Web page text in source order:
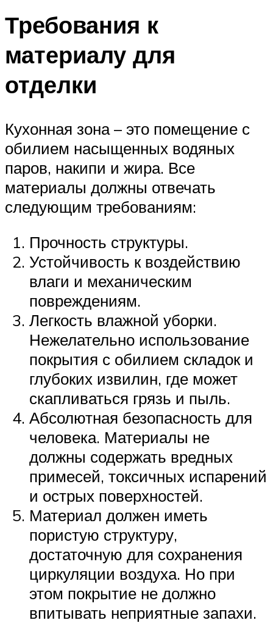
Требования к
материалу для
отделки
Кухонная зона – это помещение с
обилием насыщенных водяных
паров, накипи и жира. Все
материалы должны отвечать
следующим требованиям:
Прочность структуры.
Устойчивость к воздействию
влаги и механическим
повреждениям.
Легкость влажной уборки.
Нежелательно использование
покрытия с обилием складок и
глубоких извилин, где может
скапливаться грязь и пыль.
Абсолютная безопасность для
человека. Материалы не
должны содержать вредных
примесей, токсичных испарений
и острых поверхностей.
Материал должен иметь
пористую структуру,
достаточную для сохранения
циркуляции воздуха. Но при
этом покрытие не должно
впитывать неприятные запахи.